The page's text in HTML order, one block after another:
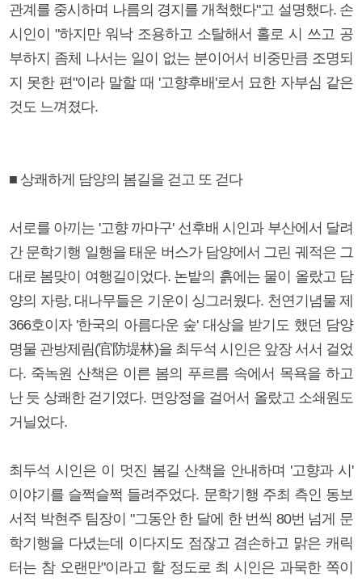
관계를 중시하며 나름의 경지를 개척했다"고 설명했다. 손
시인이 "하지만 워낙 조용하고 소탈해서 홀로 시 쓰고 공
부하지 좀체 나서는 일이 없는 분이어서 비중만큼 조명되
지 못한 편"이라 말할 때 '고향후배'로서 묘한 자부심 같은
것도 느껴졌다.
■ 상쾌하게 담양의 봄길을 걷고 또 걷다
서로를 아끼는 '고향 까마구' 선후배 시인과 부산에서 달려
간 문학기행 일행을 태운 버스가 담양에서 그린 궤적은 그
대로 봄맞이 여행길이었다. 논밭의 흙에는 물이 올랐고 담
양의 자랑, 대나무들은 기운이 싱그러웠다. 천연기념물 제
366호이자 '한국의 아름다운 숲' 대상을 받기도 했던 담양
명물 관방제림(官防堤林)을 최두석 시인은 앞장 서서 걸었
다. 죽녹원 산책은 이른 봄의 푸르름 속에서 목욕을 하고
난 듯 상쾌한 걷기였다. 면앙정을 걸어서 올랐고 소쇄원도
거닐었다.
최두석 시인은 이 멋진 봄길 산책을 안내하며 '고향과 시'
이야기를 슬쩍슬쩍 들려주었다. 문학기행 주최 측인 동보
서적 박현주 팀장이 "그동안 한 달에 한 번씩 80번 넘게 문
학기행을 다녔는데 이다지도 점잖고 겸손하고 맑은 캐릭
터는 참 오랜만"이라고 할 정도로 최 시인은 과묵한 쪽이